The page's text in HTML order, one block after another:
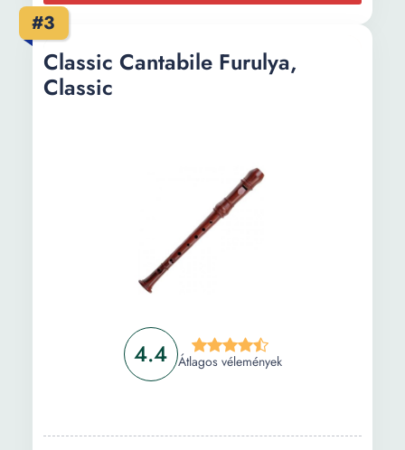
#3
4.4 Átlagos vélemények
Classic Cantabile Furulya,
Classic